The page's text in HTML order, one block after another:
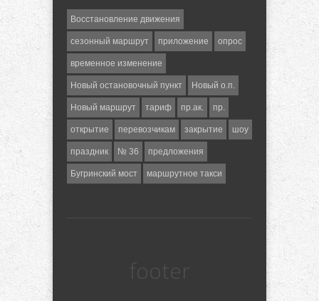
Восстановление движения
сезонный маршрут приложение опрос
временное изменение
Новый остановочный пункт Новый о.п.
Новый маршрут тариф пр.ак. пр.
открытие перевозчикам закрытие шоу
праздник № 36 предложения
Бугринский мост маршрутное такси
footer